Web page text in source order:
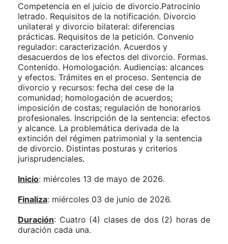
Competencia en el juicio de divorcio.Patrocinio
letrado. Requisitos de la notificación. Divorcio
unilateral y divorcio bilateral: diferencias
prácticas. Requisitos de la petición. Convenio
regulador: caracterización. Acuerdos y
desacuerdos de los efectos del divorcio. Formas.
Contenido. Homologación. Audiencias: alcances
y efectos. Trámites en el proceso. Sentencia de
divorcio y recursos: fecha del cese de la
comunidad; homologación de acuerdos;
imposición de costas; regulación de honorarios
profesionales. Inscripción de la sentencia: efectos
y alcance. La problemática derivada de la
extinción del régimen patrimonial y la sentencia
de divorcio. Distintas posturas y criterios
jurisprudenciales.
Inicio: miércoles 13 de mayo de 2026.
Finaliza: miércoles 03 de junio de 2026.
Duración: Cuatro (4) clases de dos (2) horas de
duración cada una.